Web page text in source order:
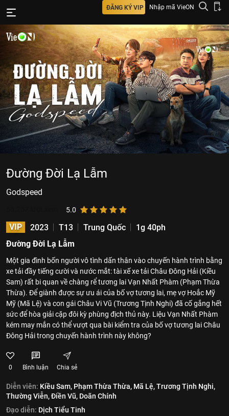
ĐĂNG KÝ VIP Nhập mã VieON
Đường Đời Lạ Lẫm
Godspeed
5.0
VIP 2023 T13 Trung Quốc
1g 40ph
Đường Đời Lạ Lẫm
Một gia đình bốn người vô tình dấn thân vào chuyến hành trình bằng
xe tải đầy tiếng cười và nước mắt: tài xế xe tải Châu Đông Hải (Kiều
Sam) rất bi quan về chàng rể tương lai Vạn Nhất Phàm (Phạm Thừa
Thừa). Để giành được sự ưu ái của bố vợ tương lai, mẹ vợ Hoắc Mỹ
Mỹ (Mã Lệ) và con gái Châu Vi Vũ (Trương Tịnh Nghi) đã cố gắng hết
sức để hòa giải cặp đôi kỳ phùng địch thủ này. Liệu Vạn Nhất Phàm
kém may mắn có thể vượt qua bài kiểm tra của bố vợ tương lai Châu
Đông Hải trong chuyến hành trình này không?
0 Bình luận Chia sẻ
Diễn viên: Kiều Sam, Phạm Thừa Thừa, Mã Lệ,Trương Tịnh Nghi,
Thường Viễn,Điền Vũ, Doãn Chính
Đạo diễn: Dịch Tiểu Tinh